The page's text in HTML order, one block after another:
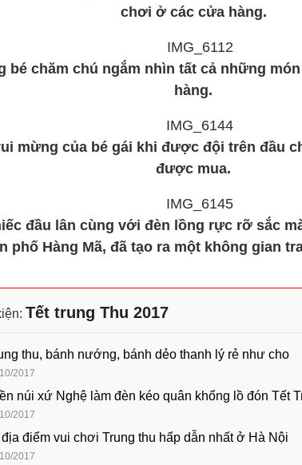
chơi ở các cửa hàng.
bé chăm chú ngắm nhìn tất cả những
hàng.
mừng của bé gái khi được đội trên đầu
được mua.
đầu lân cùng với đèn lồng rực rỡ sắc
phố Hàng Mã, đã tạo ra một không gian
Tết trung Thu 2017
thu, bánh nướng, bánh dẻo thanh lý rẻ như cho
2017
núi xứ Nghệ làm đèn kéo quân khổng lồ đón Tết
2017
điểm vui chơi Trung thu hấp dẫn nhất ở Hà Nội
2017